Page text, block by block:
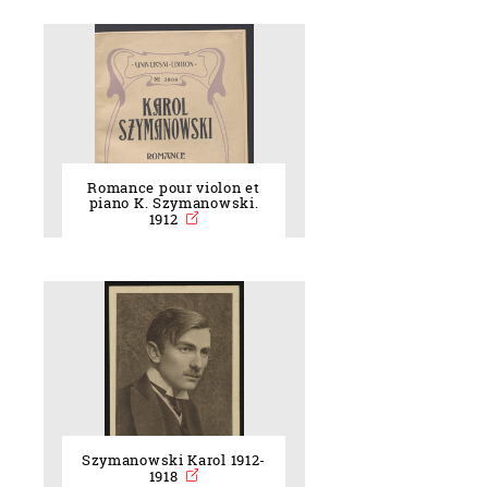
Romance pour violon et
piano K. Szymanowski.
1912
Szymanowski Karol 1912-
1918